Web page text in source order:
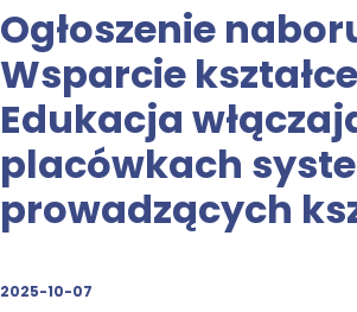
Ogłoszenie
Wsparcie
Edukacja
placówkach
prowadzących
2025-10-07